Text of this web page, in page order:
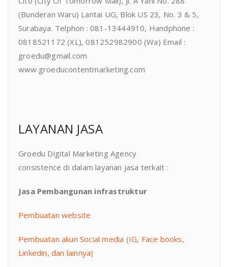
(Bunderan Waru) Lantai UG, Blok US 23, No. 3 & 5,
Surabaya. Telphon : 081-13444910, Handphone :
0818521172 (XL), 081252982900 (Wa) Email :
groedu@gmail.com
www.groeducontentmarketing.com
LAYANAN JASA
Groedu Digital Marketing Agency
consistence di dalam layanan jasa terkait :
Jasa Pembangunan infrastruktur
Pembuatan website
Pembuatan akun Social media (IG, Face books,
Linkedin, dan lainnya)